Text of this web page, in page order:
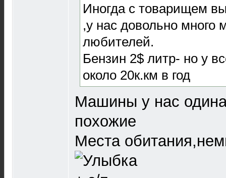
Иногда с товарищем
,у нас довольно много
любителей.
Бензин 2$ литр- но у
около 20к.км в год
Машины у нас
похожие
Места